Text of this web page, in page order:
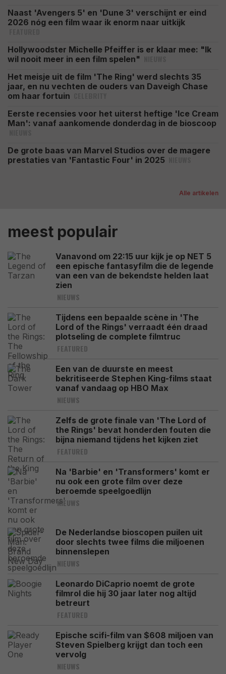
Naast 'Avengers 5' en 'Dune 3' verschijnt er eind
2026 nóg een film waar ik enorm naar uitkijk
Hollywoodster Michelle Pfeiffer is er klaar mee: "Ik
wil nooit meer in een film spelen"
Het meisje uit de film 'The Ring' werd slechts 35
jaar, en nu vechten de ouders van Daveigh Chase
om haar fortuin
Eerste recensies voor het uiterst heftige 'Ice Cream
Man': vanaf aankomende donderdag in de bioscoop
De grote baas van Marvel Studios over de magere
prestaties van 'Fantastic Four' in 2025
Alle artikelen
meest populair
Vanavond om 22:15 uur kijk je op NET 5
een epische fantasyfilm die de legende
van een van de bekendste helden laat
zien
NIEUWS
Tijdens een bepaalde scène in 'The
Lord of the Rings' verraadt één draad
plotseling de complete filmtruc
FEATURED
Een van de duurste en meest
bekritiseerde Stephen King-films staat
vanaf vandaag op HBO Max
NIEUWS
Zelfs de grote finale van 'The Lord of
the Rings' bevat honderden fouten die
bijna niemand tijdens het kijken ziet
FEATURED
Na 'Barbie' en 'Transformers' komt er
nu ook een grote film over deze
beroemde speelgoedlijn
NIEUWS
De Nederlandse bioscopen puilen uit
door slechts twee films die miljoenen
binnenslepen
NIEUWS
Leonardo DiCaprio noemt de grote
filmrol die hij 30 jaar later nog altijd
betreurt
FEATURED
Epische scifi-film van $608 miljoen van
Steven Spielberg krijgt dan toch een
vervolg
NIEUWS